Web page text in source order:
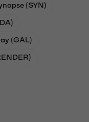
(SYN)
(GAL)